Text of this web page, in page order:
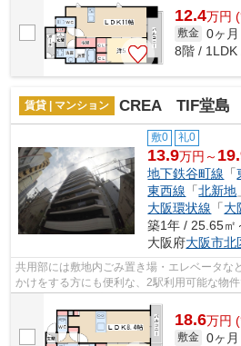
12.4万円
敷金 0ヶ月
8階 / 1LDK
賃貸 | マンション CREA TIF堂島
敷0 礼0
13.9万円～
地下鉄谷町線 「
東西線 「北新地
大阪環状線 「大
築1年 / 25.65㎡
大阪府大阪市北
共用部には敷地内ごみ置き場・エレベータな
かけをする方にも便利な、2駅利用可能な物
18.6万円
敷金 0ヶ月